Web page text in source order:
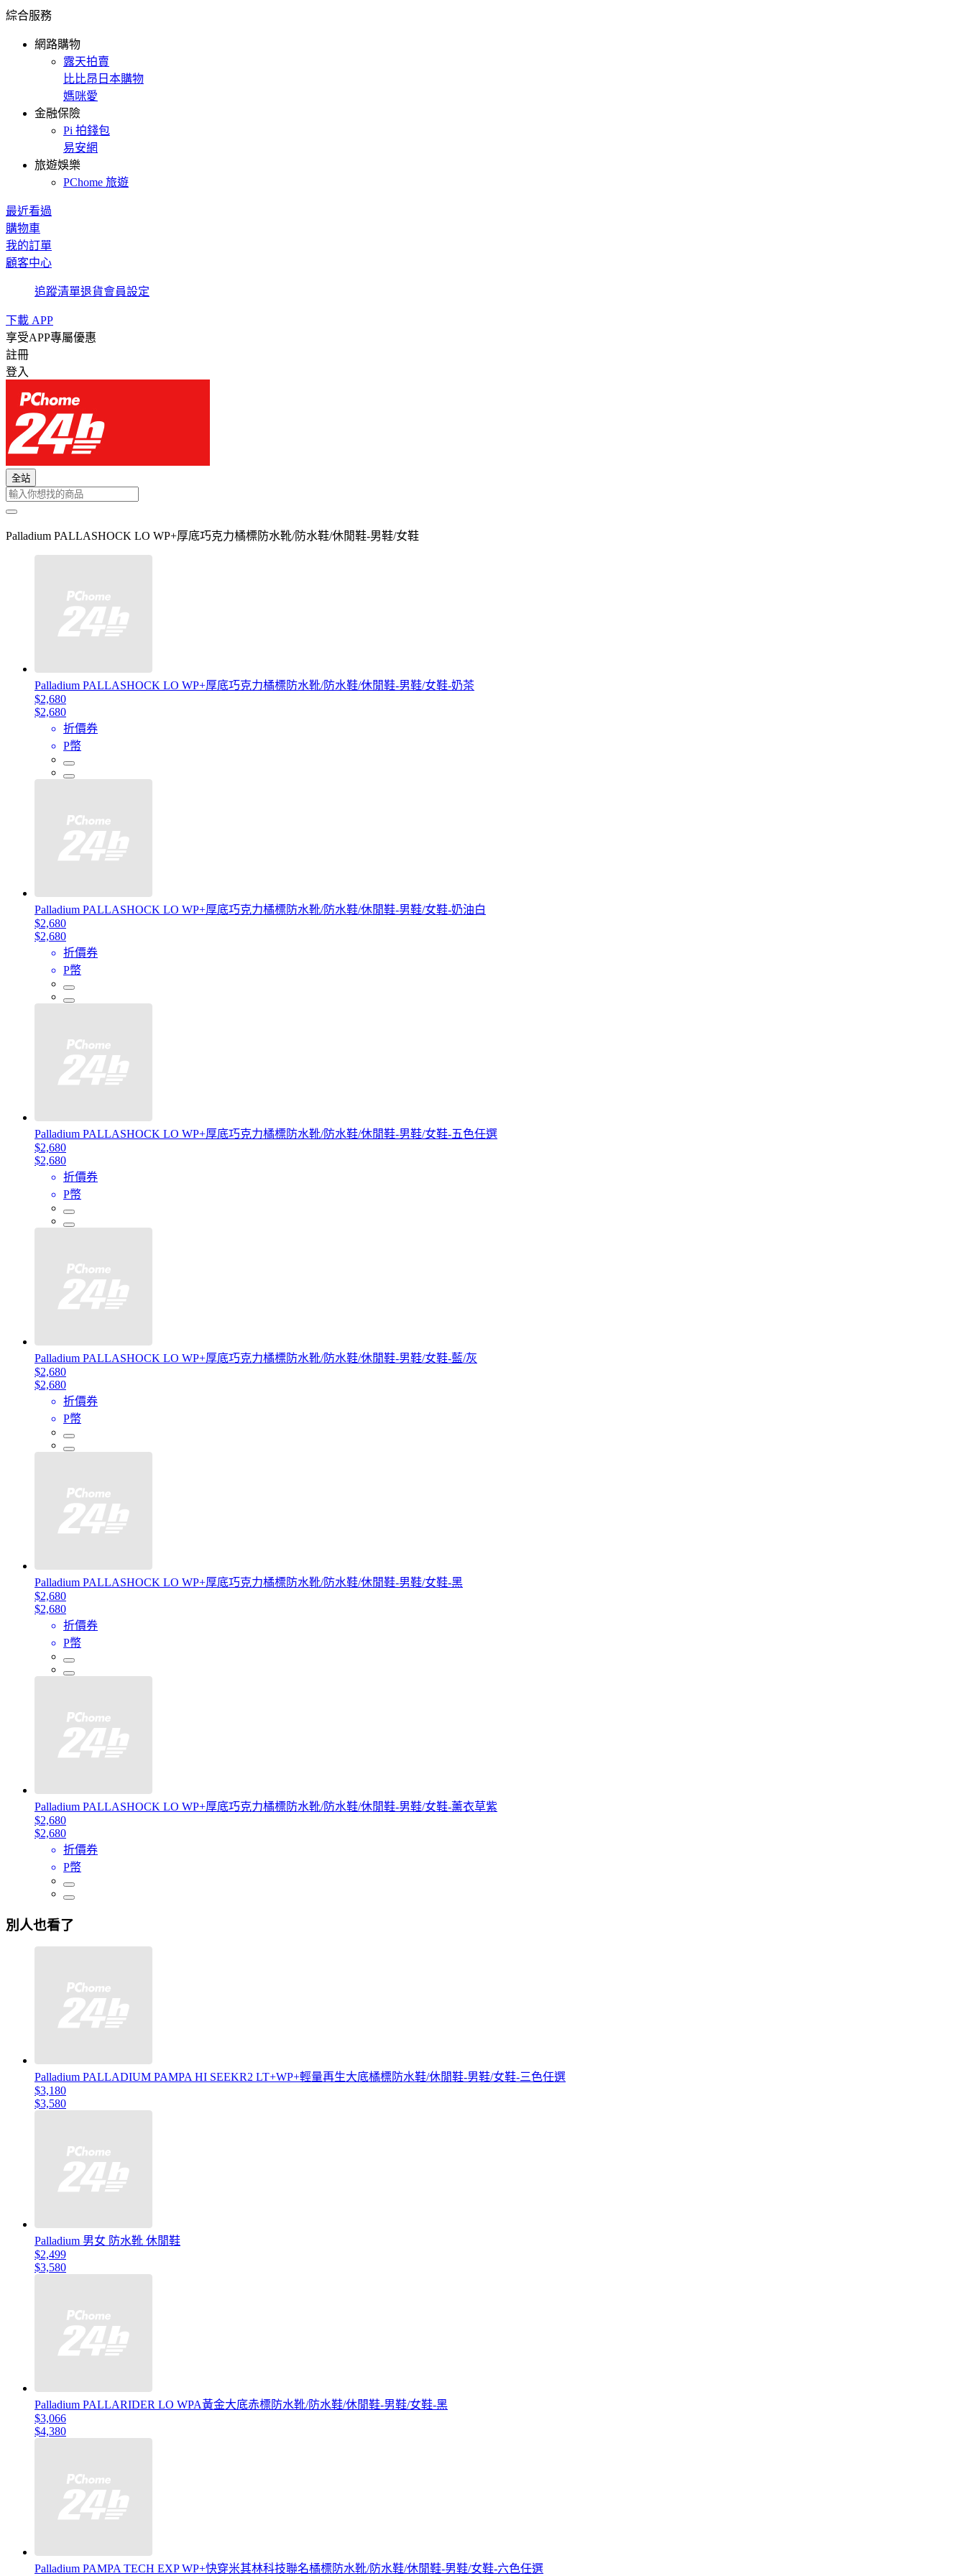
綜合服務
網路購物
露天拍賣
比比昂日本購物
媽咪愛
金融保險
Pi 拍錢包
易安網
旅遊娛樂
PChome 旅遊
最近看過
購物車
我的訂單
顧客中心
追蹤清單退貨會員設定
下載 APP
享受APP專屬優惠
註冊
登入
全站
Palladium PALLASHOCK LO WP+厚底巧克力橘標防水靴/防水鞋/休閒鞋-男鞋/女鞋
Palladium PALLASHOCK LO WP+厚底巧克力橘標防水靴/防水鞋/休閒鞋-男鞋/女鞋-奶茶
$2,680
$2,680
折價券
P幣
Palladium PALLASHOCK LO WP+厚底巧克力橘標防水靴/防水鞋/休閒鞋-男鞋/女鞋-奶油白
$2,680
$2,680
折價券
P幣
Palladium PALLASHOCK LO WP+厚底巧克力橘標防水靴/防水鞋/休閒鞋-男鞋/女鞋-五色任選
$2,680
$2,680
折價券
P幣
Palladium PALLASHOCK LO WP+厚底巧克力橘標防水靴/防水鞋/休閒鞋-男鞋/女鞋-藍/灰
$2,680
$2,680
折價券
P幣
Palladium PALLASHOCK LO WP+厚底巧克力橘標防水靴/防水鞋/休閒鞋-男鞋/女鞋-黑
$2,680
$2,680
折價券
P幣
Palladium PALLASHOCK LO WP+厚底巧克力橘標防水靴/防水鞋/休閒鞋-男鞋/女鞋-薰衣草紫
$2,680
$2,680
折價券
P幣
別人也看了
Palladium PALLADIUM PAMPA HI SEEKR2 LT+WP+輕量再生大底橘標防水鞋/休閒鞋-男鞋/女鞋-三色任選
$3,180
$3,580
Palladium 男女 防水靴 休閒鞋
$2,499
$3,580
Palladium PALLARIDER LO WPA黃金大底赤標防水靴/防水鞋/休閒鞋-男鞋/女鞋-黑
$3,066
$4,380
Palladium PAMPA TECH EXP WP+快穿米其林科技聯名橘標防水靴/防水鞋/休閒鞋-男鞋/女鞋-六色任選